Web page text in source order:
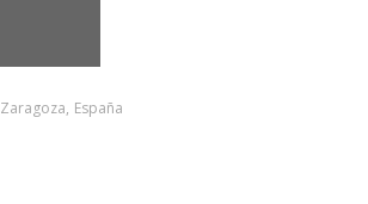
Zaragoza, España